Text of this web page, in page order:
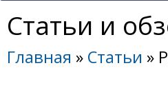
Статьи и
Главная » Статьи »